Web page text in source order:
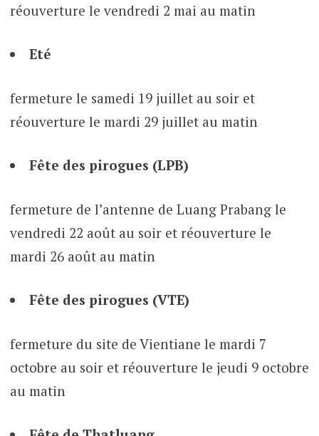
réouverture le vendredi 2 mai au matin
Eté
fermeture le samedi 19 juillet au soir et
réouverture le mardi 29 juillet au matin
Fête des pirogues (LPB)
fermeture de l’antenne de Luang Prabang le
vendredi 22 août au soir et réouverture le
mardi 26 août au matin
Fête des pirogues (VTE)
fermeture du site de Vientiane le mardi 7
octobre au soir et réouverture le jeudi 9 octobre
au matin